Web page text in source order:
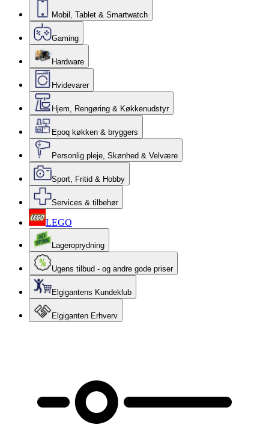
Mobil, Tablet & Smartwatch
Gaming
Hardware
Hvidevarer
Hjem, Rengøring & Køkkenudstyr
Epoq køkken & bryggers
Personlig pleje, Skønhed & Velvære
Sport, Fritid & Hobby
Services & tilbehør
LEGO
Lageroprydning
Ugens tilbud - og andre gode priser
Elgigantens Kundeklub
Elgiganten Erhverv